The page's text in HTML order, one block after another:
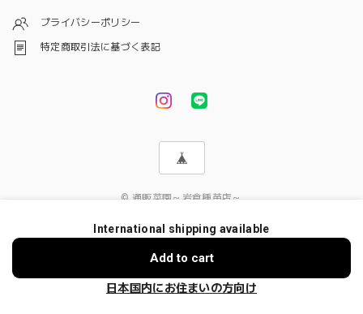
プライバシーポリシー
特定商取引法に基づく表記
© 通販菜園～岩倉種苗店～
International shipping available
Add to cart
日本国内にお住まいの方向け